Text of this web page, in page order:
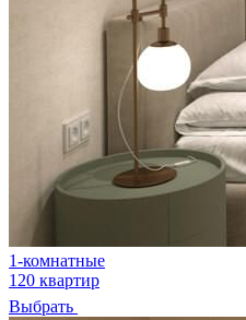
1-комнатные
120 квартир
Выбрать